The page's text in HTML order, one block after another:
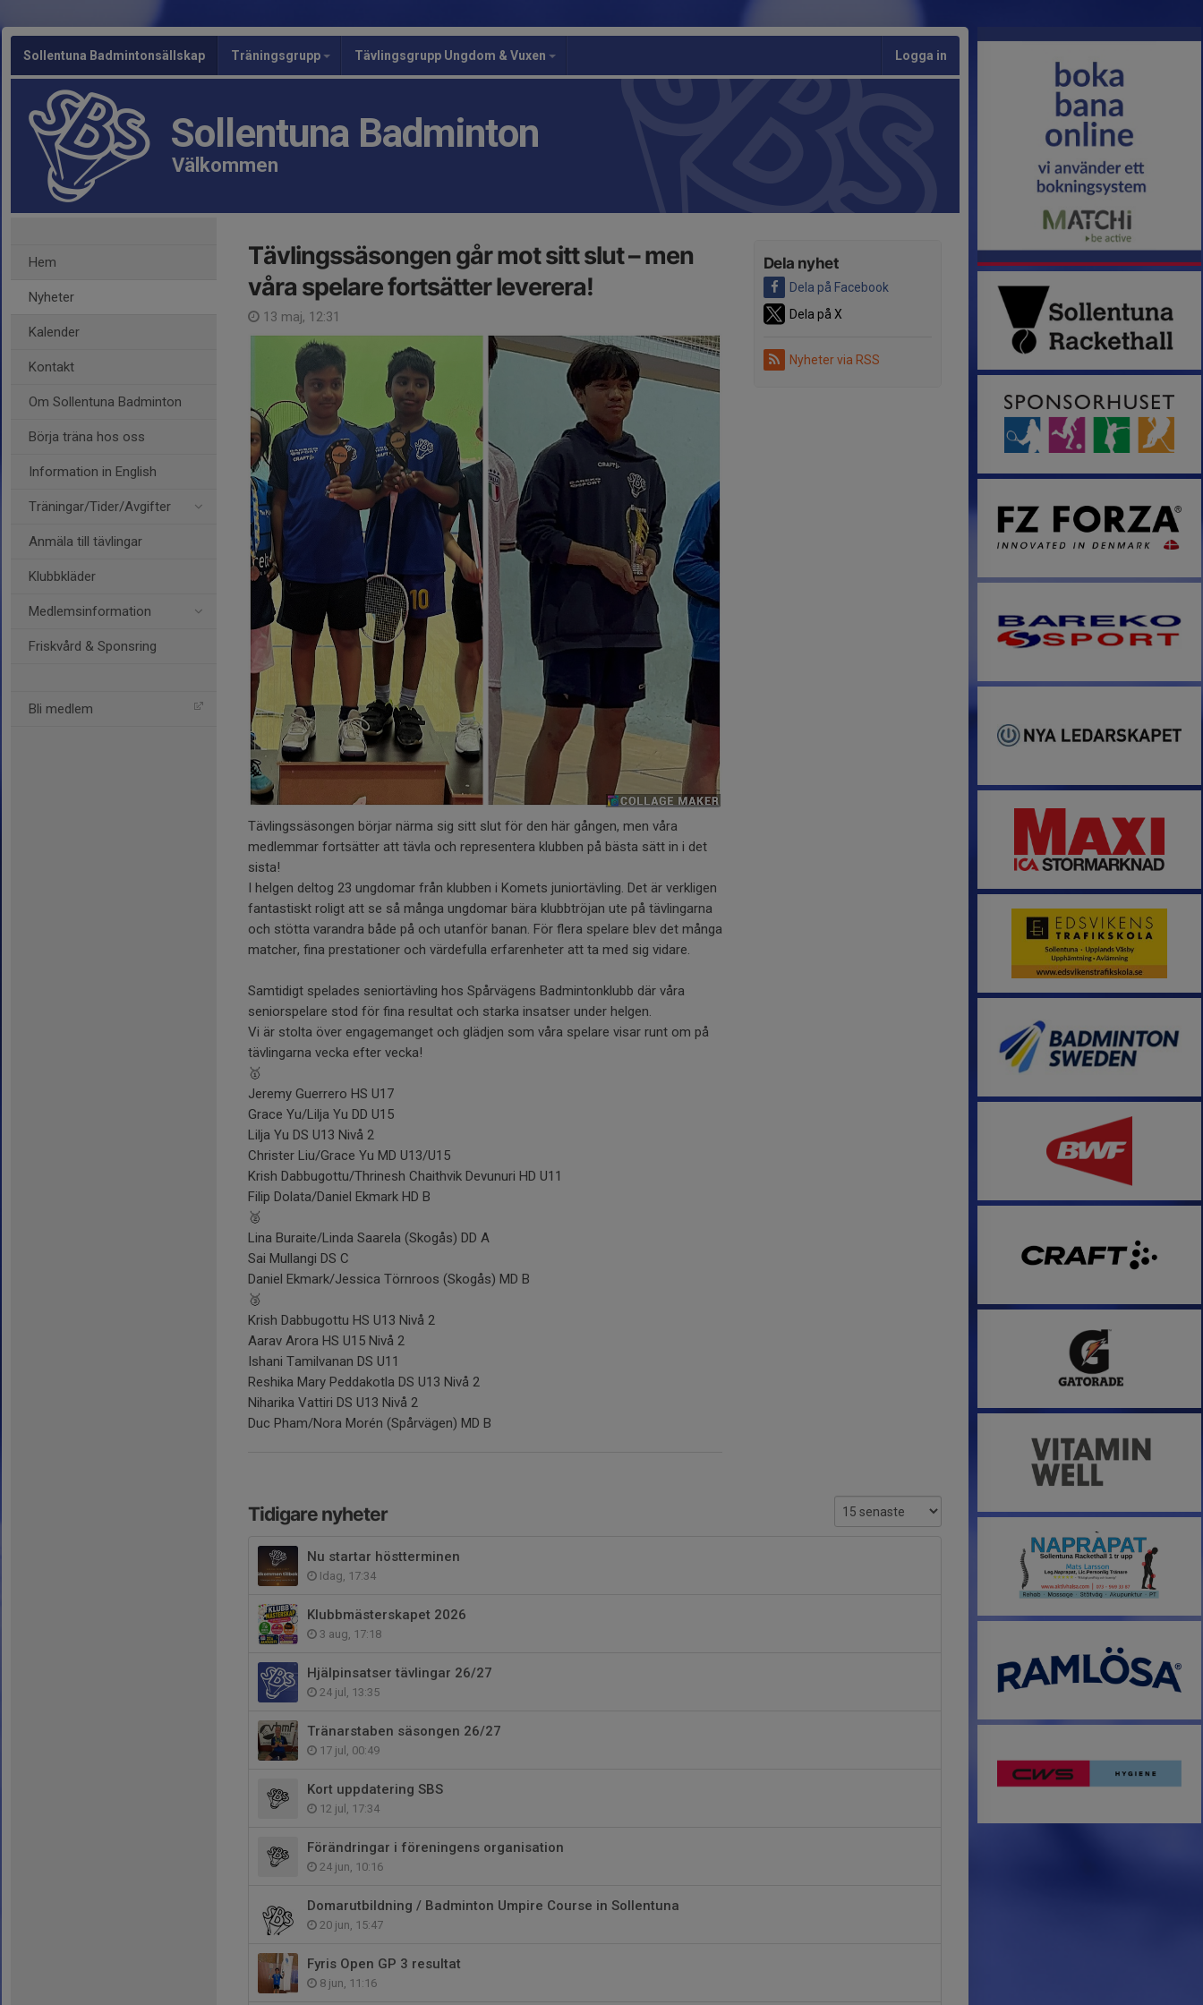
Sollentuna Badmintonsällskap Träningsgrupp Tävlingsgrupp Ungdom & Vuxen Logga in
Sollentuna Badminton
Välkommen
Hem
Nyheter
Kalender
Kontakt
Om Sollentuna Badminton
Börja träna hos oss
Information in English
Träningar/Tider/Avgifter
Anmäla till tävlingar
Klubbkläder
Medlemsinformation
Friskvård & Sponsring
Bli medlem
Dela nyhet
Dela på Facebook
Dela på X
Nyheter via RSS
Tävlingssäsongen går mot sitt slut – men
våra spelare fortsätter leverera!
13 maj, 12:31
Tävlingssäsongen börjar närma sig sitt slut för den här gången, men våra
medlemmar fortsätter att tävla och representera klubben på bästa sätt in i det
sista!
I helgen deltog 23 ungdomar från klubben i Komets juniortävling. Det är verkligen
fantastiskt roligt att se så många ungdomar bära klubbtröjan ute på tävlingarna
och stötta varandra både på och utanför banan. För flera spelare blev det många
matcher, fina prestationer och värdefulla erfarenheter att ta med sig vidare.
Samtidigt spelades seniortävling hos Spårvägens Badmintonklubb där våra
seniorspelare stod för fina resultat och starka insatser under helgen.
Vi är stolta över engagemanget och glädjen som våra spelare visar runt om på
tävlingarna vecka efter vecka!
🥇
Jeremy Guerrero HS U17
Grace Yu/Lilja Yu DD U15
Lilja Yu DS U13 Nivå 2
Christer Liu/Grace Yu MD U13/U15
Krish Dabbugottu/Thrinesh Chaithvik Devunuri HD U11
Filip Dolata/Daniel Ekmark HD B
🥈
Lina Buraite/Linda Saarela (Skogås) DD A
Sai Mullangi DS C
Daniel Ekmark/Jessica Törnroos (Skogås) MD B
🥉
Krish Dabbugottu HS U13 Nivå 2
Aarav Arora HS U15 Nivå 2
Ishani Tamilvanan DS U11
Reshika Mary Peddakotla DS U13 Nivå 2
Niharika Vattiri DS U13 Nivå 2
Duc Pham/Nora Morén (Spårvägen) MD B
Tidigare nyheter
Nu startar höstterminen
Idag, 17:34
Klubbmästerskapet 2026
3 aug, 17:18
Hjälpinsatser tävlingar 26/27
24 jul, 13:35
Tränarstaben säsongen 26/27
17 jul, 00:49
Kort uppdatering SBS
12 jul, 17:34
Förändringar i föreningens organisation
24 jun, 10:16
Domarutbildning / Badminton Umpire Course in Sollentuna
20 jun, 15:47
Fyris Open GP 3 resultat
8 jun, 11:16